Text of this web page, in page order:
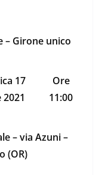
– Girone unico
17
Ore
11:00
– via Azuni –
(OR)